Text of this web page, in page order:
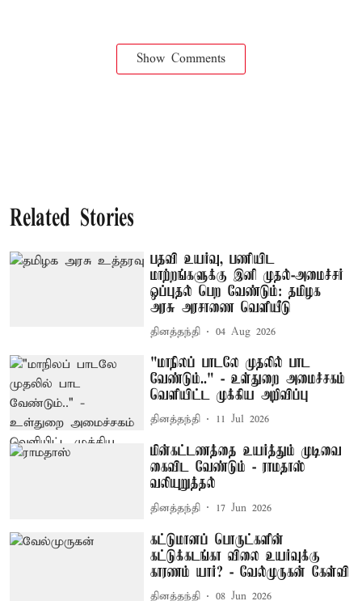
Show Comments
Related Stories
பதவி உயர்வு, பணியிட
மாற்றங்களுக்கு இனி முதல்-அமைச்சர்
ஒப்புதல் பெற வேண்டும்: தமிழக
அரசு அரசாணை வெளியீடு
தினத்தந்தி 04 Aug 2026
"மாநிலப் பாடலே முதலில் பாட
வேண்டும்.." - உள்துறை அமைச்சகம்
வெளியிட்ட முக்கிய அறிவிப்பு
தினத்தந்தி 11 Jul 2026
மின்கட்டணத்தை உயர்த்தும் முடிவை
கைவிட வேண்டும் - ராமதாஸ்
வலியுறுத்தல்
தினத்தந்தி 17 Jun 2026
கட்டுமானப் பொருட்களின்
கட்டுக்கடங்கா விலை உயர்வுக்கு
காரணம் யார்? - வேல்முருகன் கேள்வி
தினத்தந்தி 08 Jun 2026